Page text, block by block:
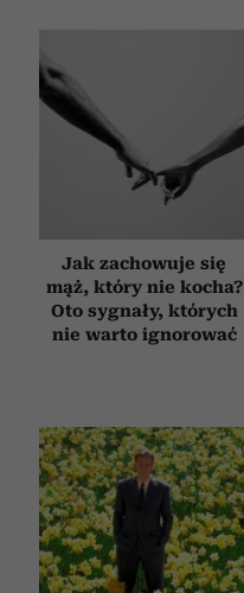
Jak zachowuje się
mąż, który nie kocha?
Oto sygnały, których
nie warto ignorować